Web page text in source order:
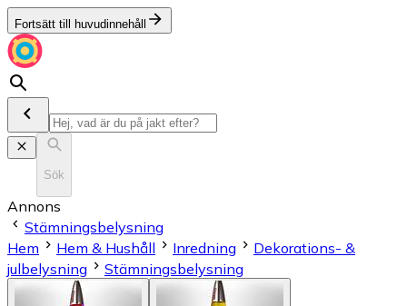
Fortsätt till huvudinnehåll
Sök
Annons
Stämningsbelysning
Hem
Hem & Hushåll Inredning
Dekorations- &
julbelysning
Stämningsbelysning